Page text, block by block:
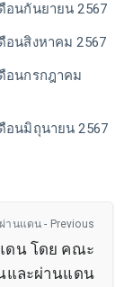
นกันยายน 2567
นสิงหาคม 2567
อนกรกฎาคม
อนมิถุนายน 2567
านแดน - Previous
ดน โดย คณะ
และผ่านแดน